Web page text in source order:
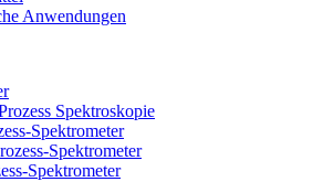
Anwendungen
Spektroskopie
Spektrometer
Spektrometer
Spektrometer